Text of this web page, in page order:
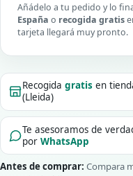
Añádelo a tu pedido y lo
España o recogida gratis
tarjeta llegará muy pronto.
Recogidagratis en
(Lleida)
Te asesoramos de
porWhatsApp
Antes de comprar: Compara